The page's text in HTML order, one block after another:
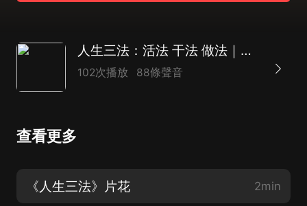
人生三法：活法 干法 做法｜人生成功與幸福的三大秘訣｜生活智慧、人生哲學
102次播放 88條聲音
查看更多
《人生三法》片花 2min